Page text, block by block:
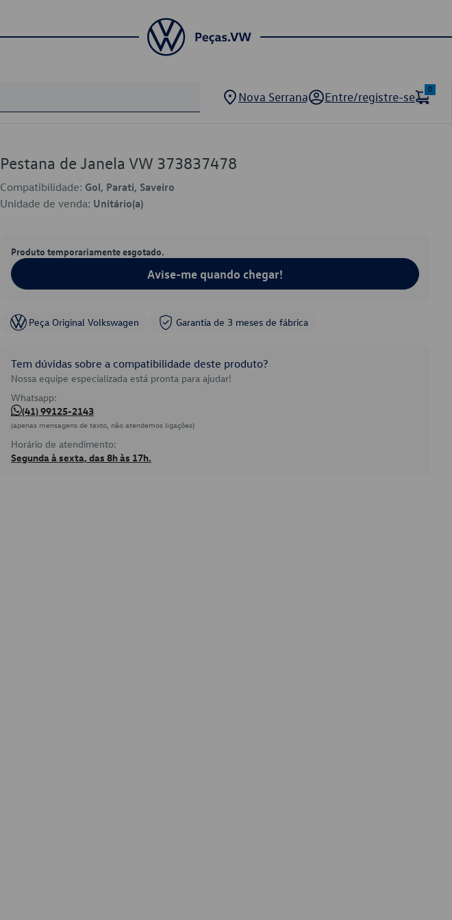
Nova Serrana Entre/registre-se
0
Pestana de Janela VW 373837478
Compatibilidade: Gol, Parati, Saveiro
Unidade de venda: Unitário(a)
Produto temporariamente esgotado.
Avise-me quando chegar!
Peça Original Volkswagen Garantia de 3 meses de fábrica
Tem dúvidas sobre a compatibilidade deste produto?
Nossa equipe especializada está pronta para ajudar!
Whatsapp:
(41) 99125-2143
(apenas mensagens de texto, não atendemos ligações)
Horário de atendimento:
Segunda à sexta, das 8h às 17h.